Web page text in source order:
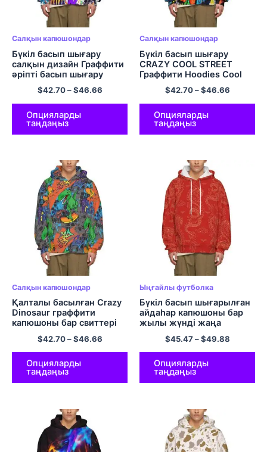
Салқын капюшондар
Бүкіл басып шығару
салқын дизайн Граффити
әріпті басып шығару
капюшондары пуловер
капюди
$42.70–$46.66
Опцияларды
таңдаңыз
Салқын капюшондар
Бүкіл басып шығару
CRAZY COOL STREET
Граффити Hoodies Cool
Streetwear Hoodies
Свитер
$42.70–$46.66
Опцияларды
таңдаңыз
Салқын капюшондар
Қалталы басылған Crazy
Dinosaur граффити
капюшоны бар свиттері
$42.70–$46.66
Опцияларды
таңдаңыз
Ыңғайлы футболка
Бүкіл басып шығарылған
айдаһар капюшоны бар
жылы жүнді жаңа
жылдық капюшон
$45.47–$49.88
Опцияларды
таңдаңыз